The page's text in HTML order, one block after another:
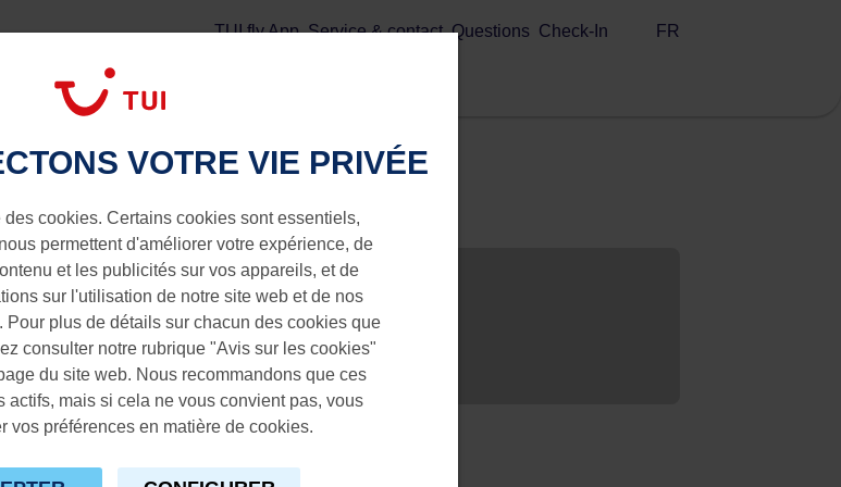
TUI fly App Service & contact Questions Check-In FR
Canaria
VOTRE VIE PRIVÉE
cookies. Certains cookies sont essentiels,
permettent d'améliorer votre expérience, de
et les publicités sur vos appareils, et de
sur l'utilisation de notre site web et de nos
plus de détails sur chacun des cookies que
consulter notre rubrique "Avis sur les cookies"
du site web. Nous recommandons que ces
actifs, mais si cela ne vous convient pas, vous
vos préférences en matière de cookies.